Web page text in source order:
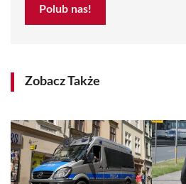
Polub nas!
Zobacz Także